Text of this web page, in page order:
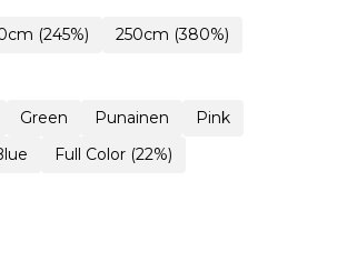
(245%) 250cm (380%)
Green Punainen
Pink
Full Color (22%)